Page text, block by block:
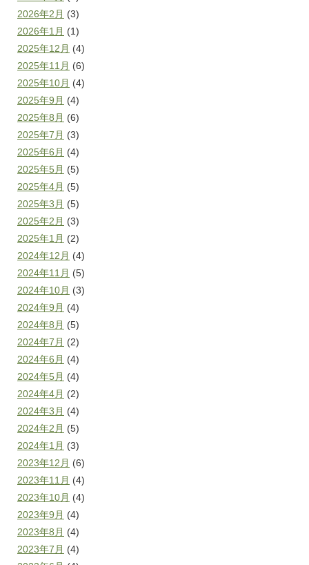
2026年2月 (3)
2026年1月 (1)
2025年12月 (4)
2025年11月 (6)
2025年10月 (4)
2025年9月 (4)
2025年8月 (6)
2025年7月 (3)
2025年6月 (4)
2025年5月 (5)
2025年4月 (5)
2025年3月 (5)
2025年2月 (3)
2025年1月 (2)
2024年12月 (4)
2024年11月 (5)
2024年10月 (3)
2024年9月 (4)
2024年8月 (5)
2024年7月 (2)
2024年6月 (4)
2024年5月 (4)
2024年4月 (2)
2024年3月 (4)
2024年2月 (5)
2024年1月 (3)
2023年12月 (6)
2023年11月 (4)
2023年10月 (4)
2023年9月 (4)
2023年8月 (4)
2023年7月 (4)